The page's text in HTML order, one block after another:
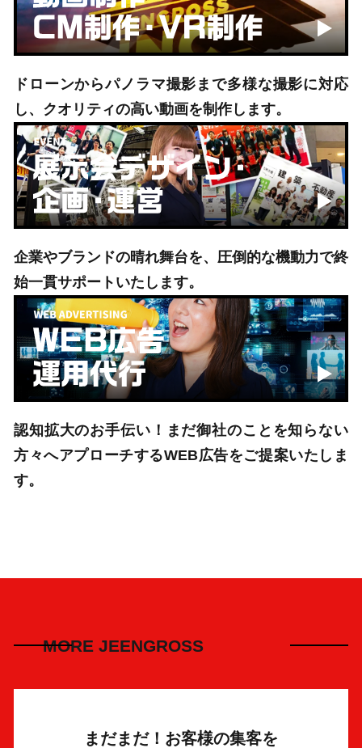
ドローンからパノラマ撮影まで多様な撮影に対応
し、クオリティの高い動画を制作します。
企業やブランドの晴れ舞台を、圧倒的な機動力で終
始一貫サポートいたします。
認知拡大のお手伝い！まだ御社のことを知らない
方々へアプローチするWEB広告をご提案いたしま
す。
MORE JEENGROSS
まだまだ！お客様の集客を